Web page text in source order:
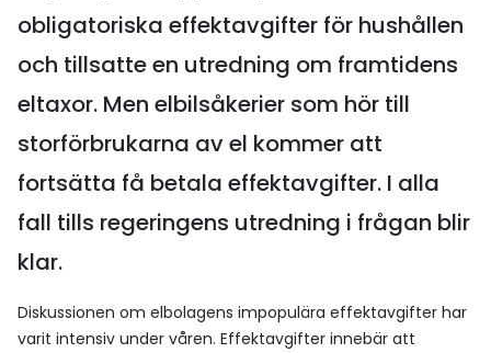
obligatoriska effektavgifter för hushållen
och tillsatte en utredning om framtidens
eltaxor. Men elbilsåkerier som hör till
storförbrukarna av el kommer att
fortsätta få betala effektavgifter. I alla
fall tills regeringens utredning i frågan blir
klar.
Diskussionen om elbolagens impopulära effektavgifter har
varit intensiv under våren. Effektavgifter innebär att